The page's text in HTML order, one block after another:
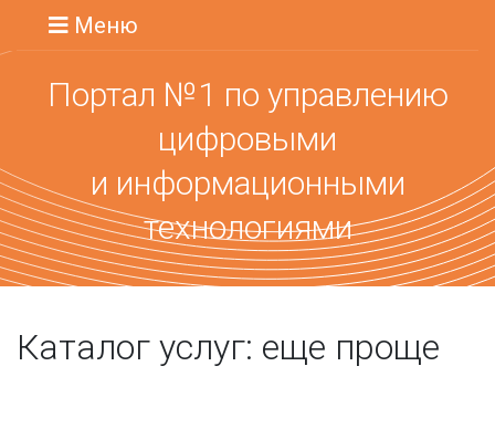
Меню
Портал №1 по управлению
цифровыми
и информационными
технологиями
Каталог услуг: еще проще